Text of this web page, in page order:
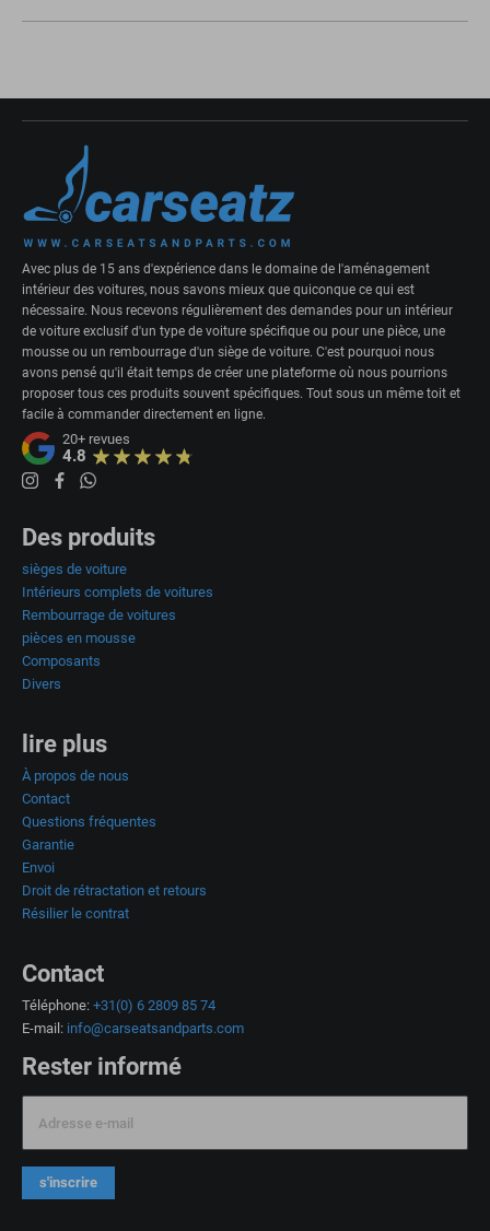
Avec plus de 15 ans d'expérience dans le domaine de l'aménagement
intérieur des voitures, nous savons mieux que quiconque ce qui est
nécessaire. Nous recevons régulièrement des demandes pour un intérieur
de voiture exclusif d'un type de voiture spécifique ou pour une pièce, une
mousse ou un rembourrage d'un siège de voiture. C'est pourquoi nous
avons pensé qu'il était temps de créer une plateforme où nous pourrions
proposer tous ces produits souvent spécifiques. Tout sous un même toit et
facile à commander directement en ligne.
20+ revues
4.8
Des produits
sièges de voiture
Intérieurs complets de voitures
Rembourrage de voitures
pièces en mousse
Composants
Divers
lire plus
À propos de nous
Contact
Questions fréquentes
Garantie
Envoi
Droit de rétractation et retours
Résilier le contrat
Contact
Téléphone: +31(0) 6 2809 85 74
E-mail: info@carseatsandparts.com
Rester informé
Adresse e-mail
s'inscrire